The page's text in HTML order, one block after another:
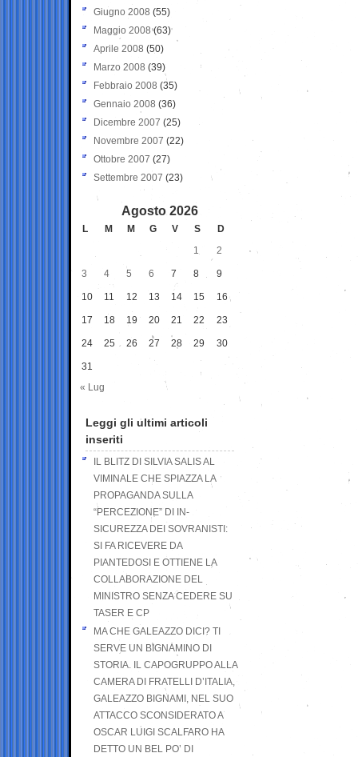
Giugno 2008 (55)
Maggio 2008(63)
Aprile 2008 (50)
Marzo 2008 (39)
Febbraio 2008 (35)
Gennaio 2008 (36)
Dicembre 2007 (25)
Novembre 2007 (22)
Ottobre 2007 (27)
Settembre 2007 (23)
Agosto 2026
L M M G V S
D
1
2
3 4 5 6 7 8 9
10 11 12 13 14 15 16
17 18 19 20 21 22 23
24 25 26 27 28 29 30
31
« Lug
Leggi gli ultimi articoli
inseriti
IL BLITZ DI SILVIA SALIS AL
VIMINALE CHE SPIAZZA LA
PROPAGANDA SULLA
“PERCEZIONE” DI IN-
SICUREZZA DEI SOVRANISTI:
SI FA RICEVERE DA
PIANTEDOSI E OTTIENE LA
COLLABORAZIONE DEL
MINISTRO SENZA CEDERE SU
TASER E CP
MA CHE GALEAZZO DICI? TI
SERVE UN BIGNAMINO DI
STORIA. IL CAPOGRUPPO ALLA
CAMERA DI FRATELLI D’ITALIA,
GALEAZZO BIGNAMI, NEL SUO
ATTACCO SCONSIDERATO A
OSCAR LUIGI SCALFARO HA
DETTO UN BEL PO’ DI